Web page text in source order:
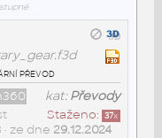
převod
kat:Převody
Staženo: 37x
• ze dne 29.12.2024